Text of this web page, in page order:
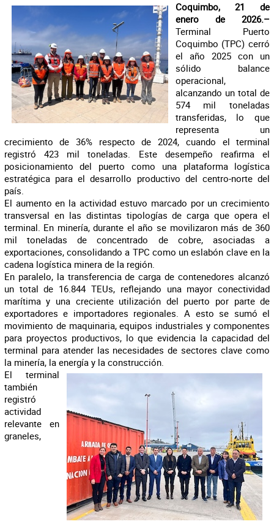
Coquimbo, 21 de
enero de 2026.–
Terminal Puerto
Coquimbo (TPC) cerró
el año 2025 con un
sólido balance
operacional,
alcanzando un total de
574 mil toneladas
transferidas, lo que
representa un
crecimiento de 36% respecto de 2024, cuando el terminal
registró 423 mil toneladas. Este desempeño reafirma el
posicionamiento del puerto como una plataforma logística
estratégica para el desarrollo productivo del centro-norte del
país.
El aumento en la actividad estuvo marcado por un crecimiento
transversal en las distintas tipologías de carga que opera el
terminal. En minería, durante el año se movilizaron más de 360
mil toneladas de concentrado de cobre, asociadas a
exportaciones, consolidando a TPC como un eslabón clave en la
cadena logística minera de la región.
En paralelo, la transferencia de carga de contenedores alcanzó
un total de 16.844 TEUs, reflejando una mayor conectividad
marítima y una creciente utilización del puerto por parte de
exportadores e importadores regionales. A esto se sumó el
movimiento de maquinaria, equipos industriales y componentes
para proyectos productivos, lo que evidencia la capacidad del
terminal para atender las necesidades de sectores clave como
la minería, la energía y la construcción.
El terminal
también
registró
actividad
relevante en
graneles,